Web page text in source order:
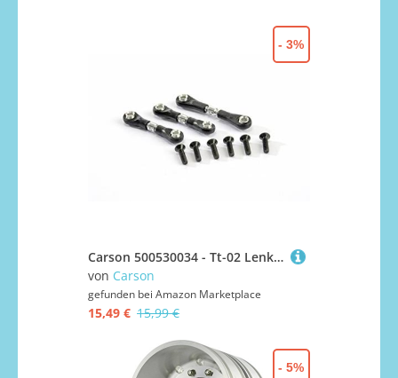
Carson 500530034 - Tt-02 Lenkgestänge Set, Silber
von Carson
gefunden bei Amazon Marketplace
15,49 € 15,99 €
- 3%
- 5%